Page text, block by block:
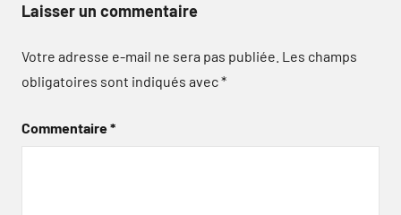
Laisser un commentaire
Votre adresse e-mail ne sera pas publiée. Les champs
obligatoires sont indiqués avec*
Commentaire*